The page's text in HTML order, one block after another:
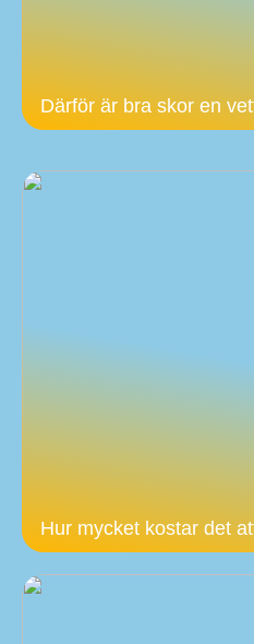
Därför är bra skor en
Hur mycket kostar det